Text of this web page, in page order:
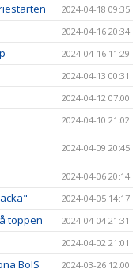
2024-04-18 09:35
2024-04-16 20:34
2024-04-16 11:29
2024-04-13 00:31
2024-04-12 07:00
2024-04-10 21:02
2024-04-09 20:45
2024-04-06 20:14
2024-04-05 14:17
toppen 2024-04-04 21:31
2024-04-02 21:01
BoIS 2024-03-26 12:00